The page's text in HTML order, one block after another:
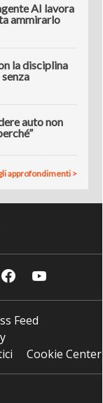
AI lavora
ammirarlo
la disciplina
auto non
approfondimenti >
Feed
Cookie Center